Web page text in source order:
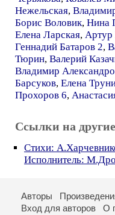
Нежельская,
Борис Воловик, Нина
Елена Ларская,
Геннадий Батаров 2,
Тюрин, Валерий
Владимир
Барсуков, Елена
Прохоров 6,
Ссылки на
Стихи:
Исполнитель:
Авторы
Вход для авторов
О